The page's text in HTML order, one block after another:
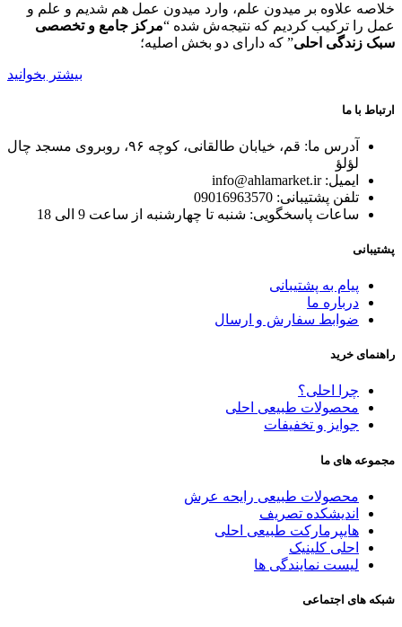
خلاصه علاوه بر میدون علم، وارد میدون عمل هم شدیم و علم و
عمل را ترکیب کردیم که نتیجه‌ش شده “مرکز جامع و تخصصی
سبک زندگی احلی” که دارای دو بخش اصلیه؛
بیشتر بخوانید
ارتباط با ما
آدرس ما: قم، خیابان طالقانی، کوچه ۹۶، روبروی مسجد چال
لؤلؤ
ایمیل: info@ahlamarket.ir
تلفن پشتیبانی: 09016963570
ساعات پاسخگویی: شنبه تا چهارشنبه از ساعت 9 الی 18
پشتیبانی
پیام به پشتیبانی
درباره ما
ضوابط سفارش و ارسال
راهنمای خرید
چرا احلی؟
محصولات طبیعی احلی
جوایز و تخفیفات
مجموعه های ما
محصولات طبیعی رایحه عرش
اندیشکده تصریف
هایپرمارکت طبیعی احلی
احلی کلینیک
لیست نمایندگی ها
شبکه های اجتماعی